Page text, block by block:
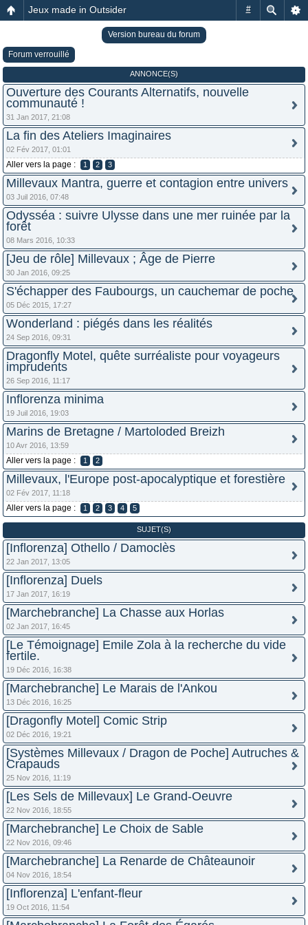
#
Jeux made in Outsider
Version bureau du forum
Forum verrouillé
ANNONCE(S)
Ouverture des Courants Alternatifs, nouvelle
communauté !
31 Jan 2017, 21:08
La fin des Ateliers Imaginaires
02 Fév 2017, 01:01
Aller vers la page : 1 2 3
Millevaux Mantra, guerre et contagion entre univers
03 Juil 2016, 07:48
Odysséa : suivre Ulysse dans une mer ruinée par la
forêt
08 Mars 2016, 10:33
[Jeu de rôle] Millevaux ; Âge de Pierre
30 Jan 2016, 09:25
S'échapper des Faubourgs, un cauchemar de poche
05 Déc 2015, 17:27
Wonderland : piégés dans les réalités
24 Sep 2016, 09:31
Dragonfly Motel, quête surréaliste pour voyageurs
imprudents
26 Sep 2016, 11:17
Inflorenza minima
19 Juil 2016, 19:03
Marins de Bretagne / Martoloded Breizh
10 Avr 2016, 13:59
Aller vers la page : 1 2
Millevaux, l'Europe post-apocalyptique et forestière
02 Fév 2017, 11:18
Aller vers la page : 1 2 3 4 5
SUJET(S)
[Inflorenza] Othello / Damoclès
22 Jan 2017, 13:05
[Inflorenza] Duels
17 Jan 2017, 16:19
[Marchebranche] La Chasse aux Horlas
02 Jan 2017, 16:45
[Le Témoignage] Emile Zola à la recherche du vide
fertile.
19 Déc 2016, 16:38
[Marchebranche] Le Marais de l'Ankou
13 Déc 2016, 16:25
[Dragonfly Motel] Comic Strip
02 Déc 2016, 19:21
[Systèmes Millevaux / Dragon de Poche] Autruches &
Crapauds
25 Nov 2016, 11:19
[Les Sels de Millevaux] Le Grand-Oeuvre
22 Nov 2016, 18:55
[Marchebranche] Le Choix de Sable
22 Nov 2016, 09:46
[Marchebranche] La Renarde de Châteaunoir
04 Nov 2016, 18:54
[Inflorenza] L'enfant-fleur
19 Oct 2016, 11:54